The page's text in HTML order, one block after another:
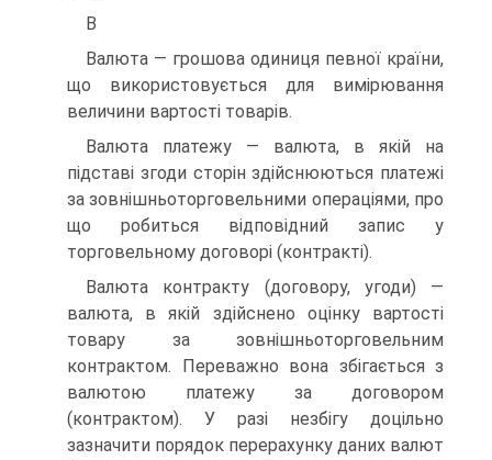
В
Валюта — грошова одиниця певної країни,
що використовується для вимірювання
величини вартості товарів.
Валюта платежу — валюта, в якій на
підставі згоди сторін здійснюються платежі
за зовнішньоторговельними операціями, про
що робиться відповідний запис у
торговельному договорі (контракті).
Валюта контракту (договору, угоди) —
валюта, в якій здійснено оцінку вартості
товару за зовнішньоторговельним
контрактом. Переважно вона збігається з
валютою платежу за договором
(контрактом). У разі незбігу доцільно
зазначити порядок перерахунку даних валют